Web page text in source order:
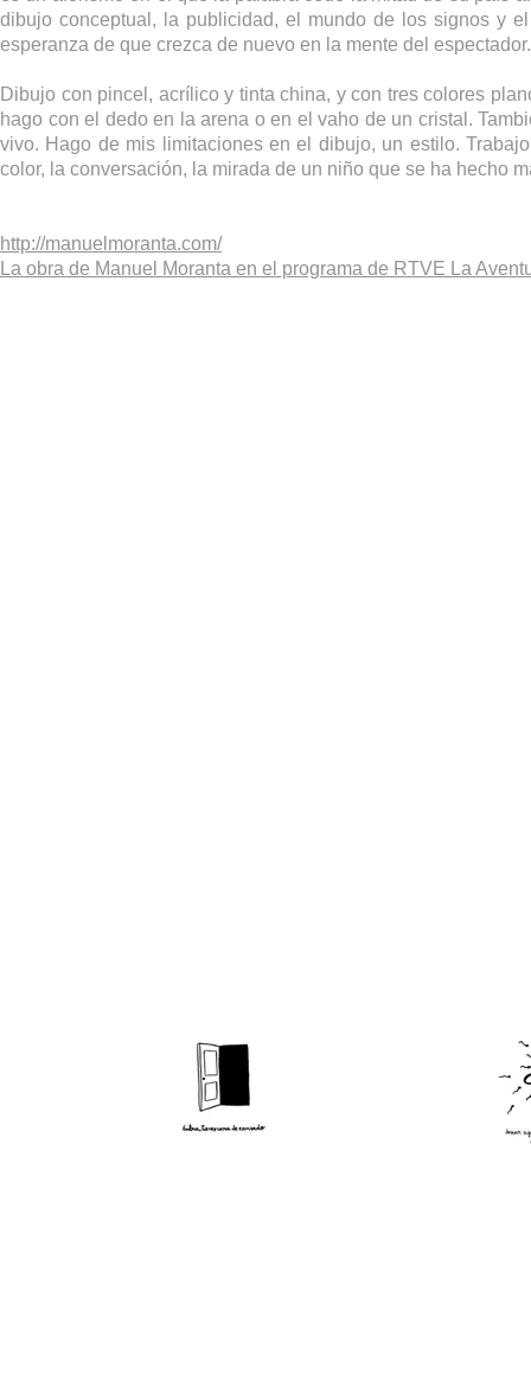
dibujo conceptual, la publicidad, el mundo de los signos y
esperanza de que crezca de nuevo en la mente del espectador.
Dibujo con pincel, acrílico y tinta china, y con tres colores
hago con el dedo en la arena o en el vaho de un cristal.
vivo. Hago de mis limitaciones en el dibujo, un estilo.
color, la conversación, la mirada de un niño que se ha hecho
http://manuelmoranta.com/
La obra de Manuel Moranta en el programa de RTVE La